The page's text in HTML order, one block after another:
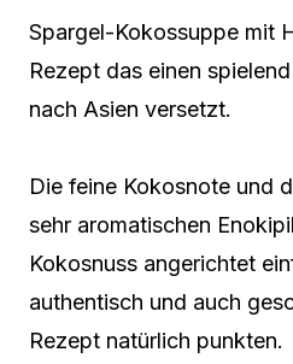
Spargel-Kokossuppe mit
Rezept das einen
nach Asien versetzt.
Die feine Kokosnote und
sehr aromatischen
Kokosnuss angerichtet
authentisch und auch
Rezept natürlich punkten.